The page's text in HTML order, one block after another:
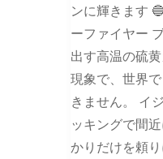
ンに輝きます
ーファイヤー
出す高温の硫
現象で、世界
きません。 イ
ッキングで間
かりだけを頼